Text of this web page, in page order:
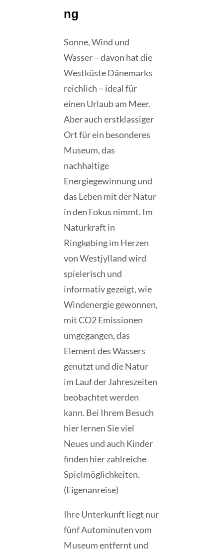
ng
Sonne, Wind und
Wasser – davon hat die
Westküste Dänemarks
reichlich – ideal für
einen Urlaub am Meer.
Aber auch erstklassiger
Ort für ein besonderes
Museum, das
nachhaltige
Energiegewinnung und
das Leben mit der Natur
in den Fokus nimmt. Im
Naturkraft in
Ringkøbing im Herzen
von Westjylland wird
spielerisch und
informativ gezeigt, wie
Windenergie gewonnen,
mit CO2 Emissionen
umgegangen, das
Element des Wassers
genutzt und die Natur
im Lauf der Jahreszeiten
beobachtet werden
kann. Bei Ihrem Besuch
hier lernen Sie viel
Neues und auch Kinder
finden hier zahlreiche
Spielmöglichkeiten.
(Eigenanreise)
Ihre Unterkunft liegt nur
fünf Autominuten vom
Museum entfernt und